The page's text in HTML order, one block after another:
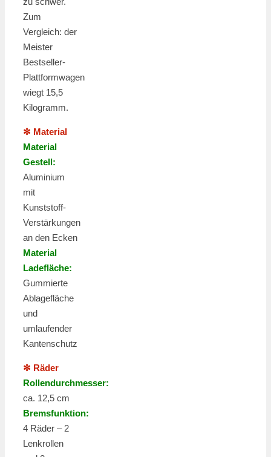
Zum
Vergleich: der
Meister
Bestseller-
Plattformwagen
wiegt 15,5
Kilogramm.
✻ Material
Material
Gestell:
Aluminium
mit
Kunststoff-
Verstärkungen
an den Ecken
Material
Ladefläche:
Gummierte
Ablagefläche
und
umlaufender
Kantenschutz
✻ Räder
Rollendurchmesser:
ca. 12,5 cm
Bremsfunktion:
4 Räder – 2
Lenkrollen